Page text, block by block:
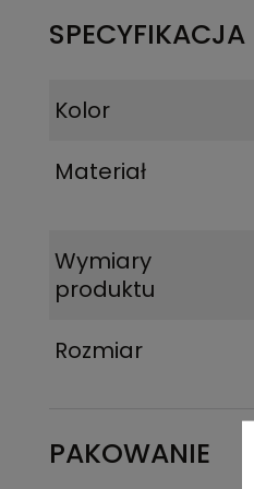
Kolor
Materiał
Wymiary
produktu
Rozmiar
PAKOWANIE